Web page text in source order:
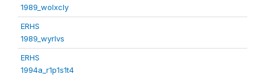
1989_wolxcly
ERHS
1989_wyrlvs
ERHS
1994a_r1p1s1t4